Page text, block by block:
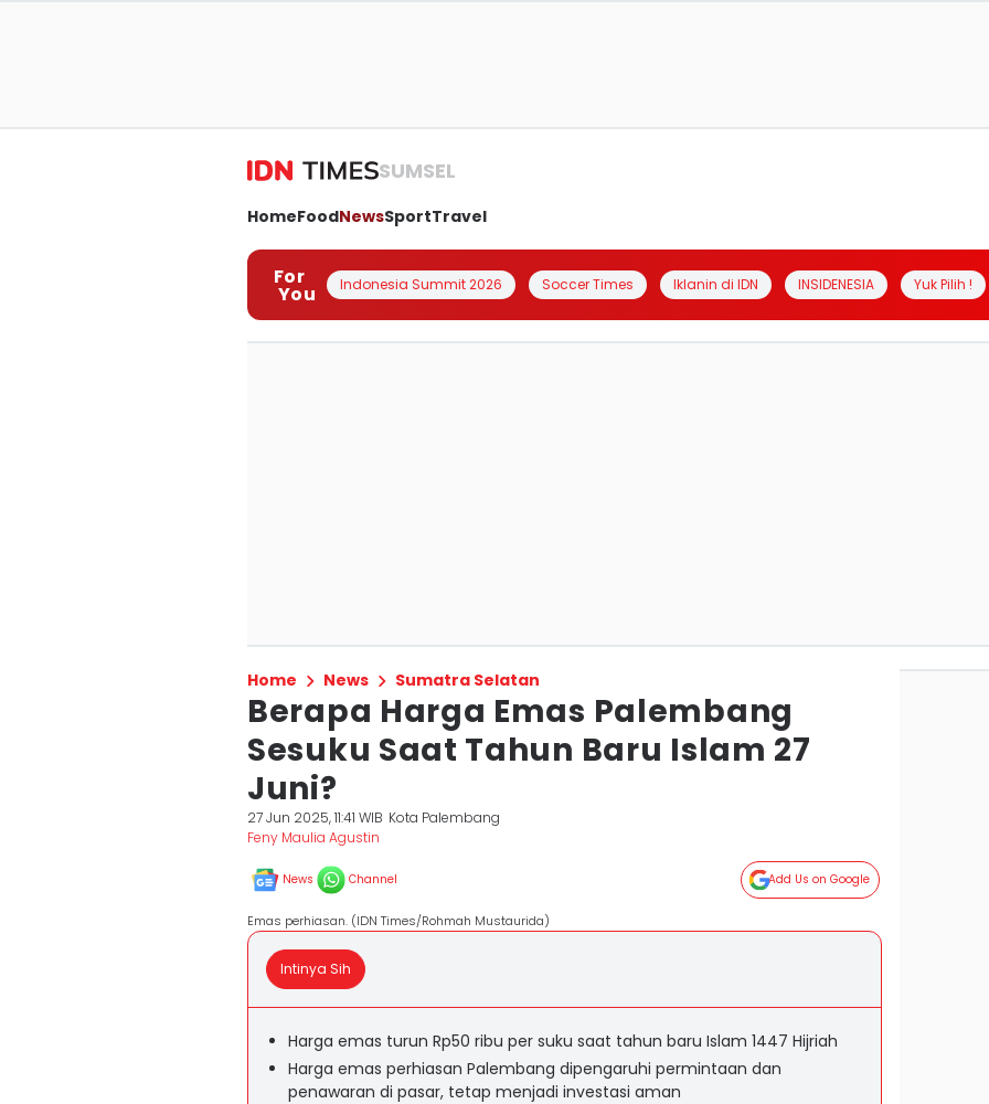
SUMSEL
HomeFoodNewsSportTravel
For
You Indonesia Summit 2026 Soccer Times Iklanin di IDN INSIDENESIA Yuk Pilih !
Home News Sumatra Selatan
Berapa Harga Emas Palembang
Sesuku Saat Tahun Baru Islam 27
Juni?
27 Jun 2025, 11:41 WIB Kota Palembang
Feny Maulia Agustin
News Channel Add Us on Google
Emas perhiasan. (IDN Times/Rohmah Mustaurida)
Intinya Sih
Harga emas turun Rp50 ribu per suku saat tahun baru Islam 1447 Hijriah
Harga emas perhiasan Palembang dipengaruhi permintaan dan
penawaran di pasar, tetap menjadi investasi aman